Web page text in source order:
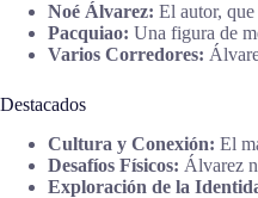
Noé Álvarez: El autor, que
Pacquiao: Una figura de
Varios Corredores:
Destacados
Cultura y Conexión: El
Desafíos Físicos: Álvarez
Exploración de la